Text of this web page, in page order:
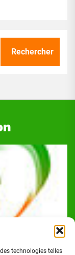
technologies telles